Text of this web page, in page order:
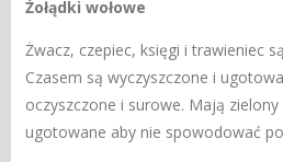
Żołądki wołowe
Żwacz, czepiec, księgi i trawieniec
Czasem są wyczyszczone i
oczyszczone i surowe. Mają
ugotowane aby nie spowodować